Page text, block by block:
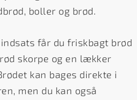
boller og brød.
får du friskbagt brød
skorpe og en lækker
kan bages direkte i
men du kan også